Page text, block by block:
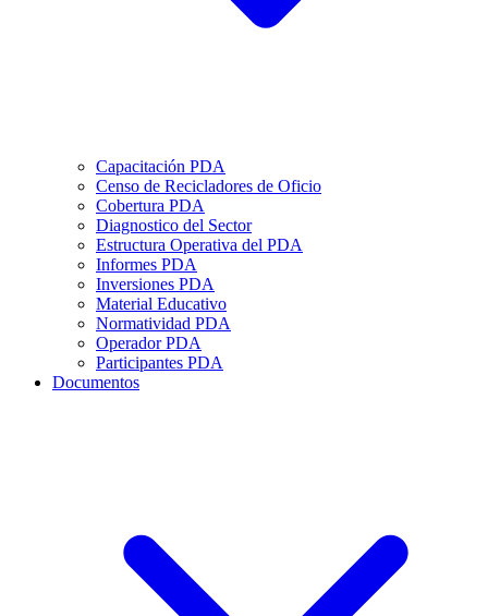
Capacitación PDA
Censo de Recicladores de Oficio
Cobertura PDA
Diagnostico del Sector
Estructura Operativa del PDA
Informes PDA
Inversiones PDA
Material Educativo
Normatividad PDA
Operador PDA
Participantes PDA
Documentos